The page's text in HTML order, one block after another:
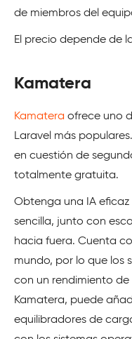
de miembros del
El precio depende de
Kamatera
Kamatera ofrece uno
Laravel más
en cuestión de
totalmente gratuita.
Obtenga una IA
sencilla, junto con
hacia fuera. Cuenta
mundo, por lo que los
con un rendimiento
Kamatera, puede
equilibradores de